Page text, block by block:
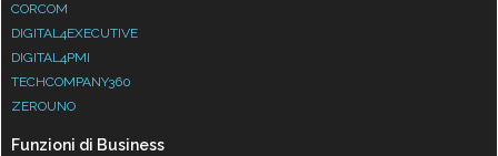
CORCOM
DIGITAL4EXECUTIVE
DIGITAL4PMI
TECHCOMPANY360
ZEROUNO
Funzioni di Business